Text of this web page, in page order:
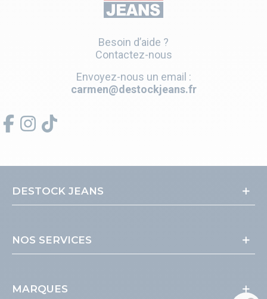
Besoin d’aide ?
Contactez-nous
Envoyez-nous un email :
carmen@destockjeans.fr
DESTOCK JEANS
NOS SERVICES
MARQUES